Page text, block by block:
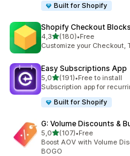
Built for Shopify
Shopify Checkout Blocks
4,3/ 5 tähteä
(180)
180 arvostelua yhteensä
•Free
Customize your
Easy Subscriptions App
5,0/ 5 tähteä
(191)
191 arvostelua yhteensä
•Free to install
Subscription app for
Built for Shopify
G: Volume Discounts &
5,0/ 5 tähteä
(107)
107 arvostelua yhteensä
•Free
Boost AOV with Volume
BOGO